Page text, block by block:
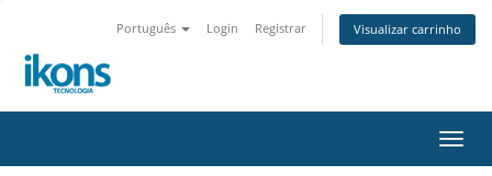
Português Login Registrar Visualizar carrinho